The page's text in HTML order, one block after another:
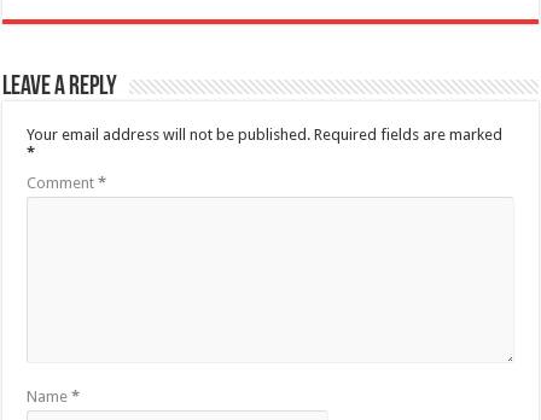
Leave a Reply
Your email address will not be published. Required fields are marked
*
Comment*
Name*